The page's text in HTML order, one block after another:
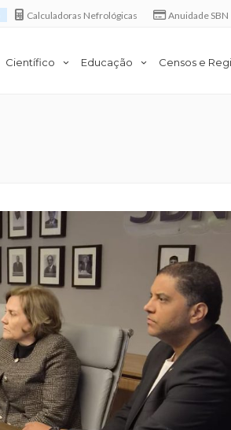
Calculadoras Nefrológicas Anuidade SBN
Científico Educação Censos e